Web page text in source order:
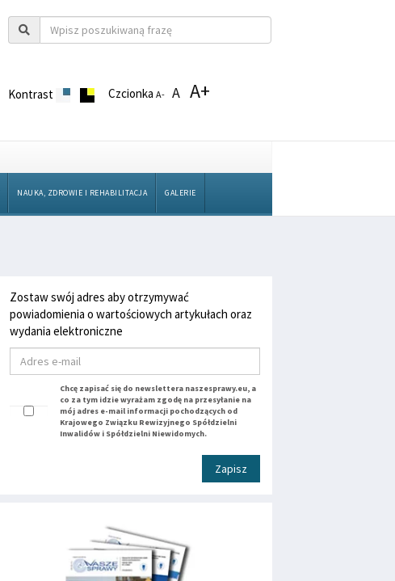
Kontrast CzcionkaA- A A+
NAUKA, ZDROWIE I REHABILITACJA GALERIE
Zostaw swój adres aby otrzymywać
powiadomienia o wartościowych artykułach oraz
wydania elektroniczne
Chcę zapisać się do newslettera naszesprawy.eu, a
co za tym idzie wyrażam zgodę na przesyłanie na
mój adres e-mail informacji pochodzących od
Krajowego Związku Rewizyjnego Spółdzielni
Inwalidów i Spółdzielni Niewidomych.
Zapisz